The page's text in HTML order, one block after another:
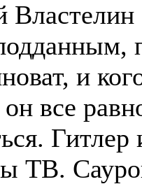
и
все
ТВ.